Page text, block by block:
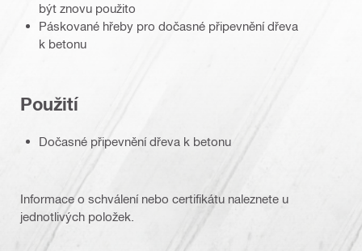
být znovu použito
Páskované hřeby pro dočasné připevnění dřeva
k betonu
Použití
Dočasné připevnění dřeva k betonu
Informace o schválení nebo certifikátu naleznete u
jednotlivých položek.